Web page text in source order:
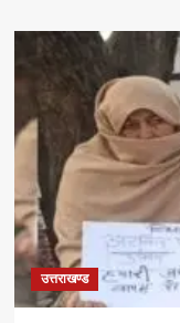
उत्तराखण्ड